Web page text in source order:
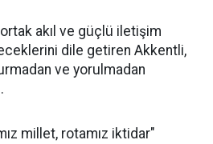
akıl ve güçlü iletişim
dile getiren Akkentli,
ve yorulmadan
millet, rotamız iktidar"